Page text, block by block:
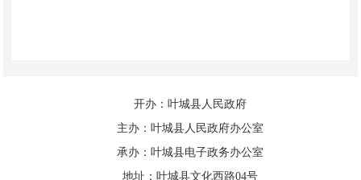
开办：叶城县人民政府
主办：叶城县人民政府办公室
承办：叶城县电子政务办公室
地址：叶城县文化西路04号